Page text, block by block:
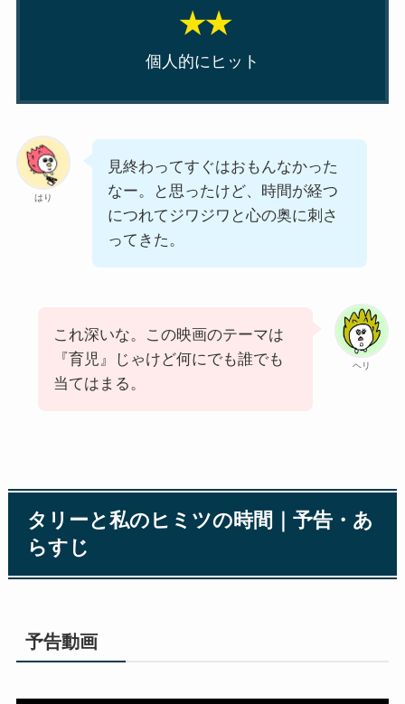
★★
個人的にヒット
はり
見終わってすぐはおもんなかった
なー。と思ったけど、時間が経つ
につれてジワジワと心の奥に刺さ
ってきた。
ヘリ
これ深いな。この映画のテーマは
『育児』じゃけど何にでも誰でも
当てはまる。
タリーと私のヒミツの時間｜予告・あ
らすじ
予告動画